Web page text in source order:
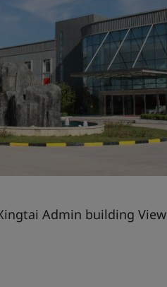
Admin building View